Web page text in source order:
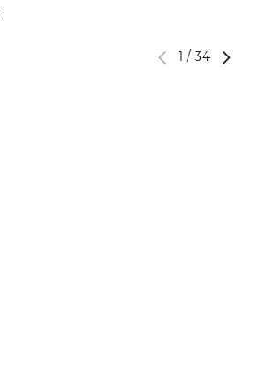
1 / 34